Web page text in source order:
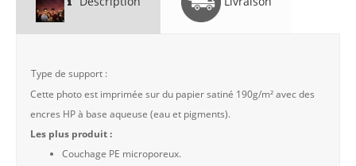
Type de support :
Cette photo est imprimée sur du papier satiné 190g/m² avec des
encres HP à base aqueuse (eau et pigments).
Les plus produit :
Couchage PE microporeux.